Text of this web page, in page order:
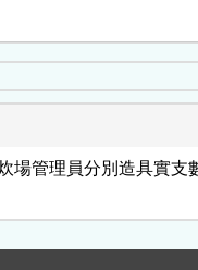
場管理員分別造具實支